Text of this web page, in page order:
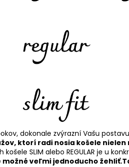
dokonale zvýrazní Vašu
ktorí radi nosia košele nielen
košele SLIM alebo REGULAR je u
možné veľmi jednoducho žehliť.